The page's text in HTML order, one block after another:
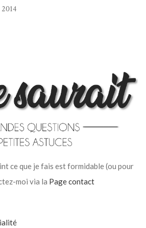
ce que je fais est formidable (ou pour
moi via la Page contact